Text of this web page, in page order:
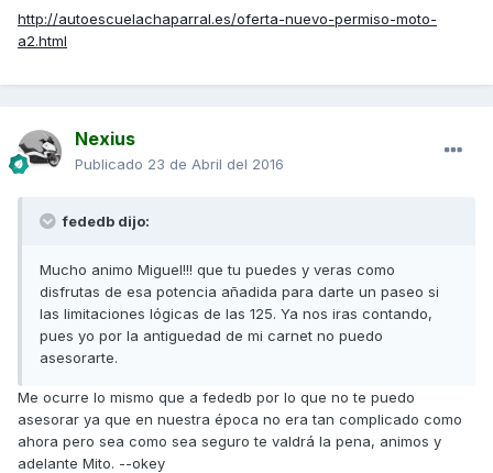
http://autoescuelachaparral.es/oferta-nuevo-permiso-moto-
a2.html
Nexius
Publicado 23 de Abril del 2016
fededb dijo:
Mucho animo Miguel!!! que tu puedes y veras como
disfrutas de esa potencia añadida para darte un paseo si
las limitaciones lógicas de las 125. Ya nos iras contando,
pues yo por la antiguedad de mi carnet no puedo
asesorarte.
Me ocurre lo mismo que a fededb por lo que no te puedo
asesorar ya que en nuestra época no era tan complicado como
ahora pero sea como sea seguro te valdrá la pena, animos y
adelante Mito. --okey